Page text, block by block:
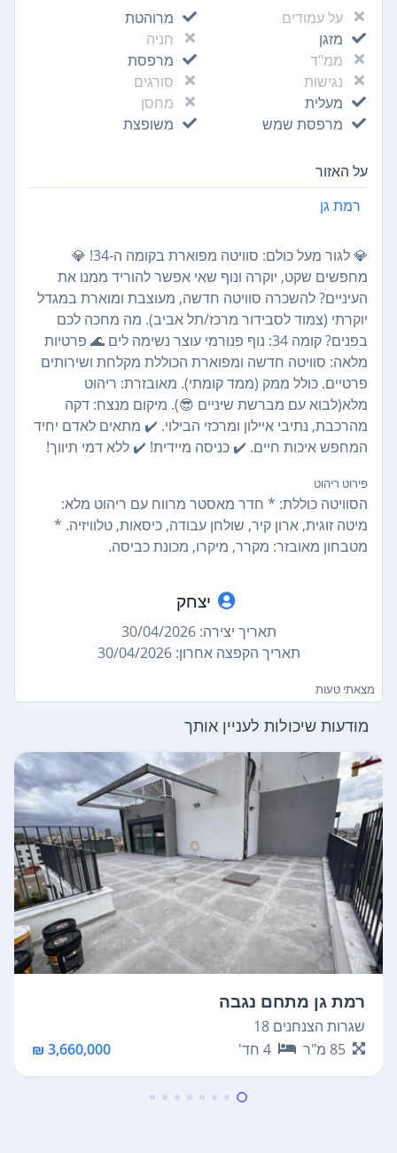
על עמודים
מרוהטת
מזגן
חניה
ממ"ד
מרפסת
נגישות
סורגים
מעלית
מחסן
מרפסת שמש
משופצת
על האזור
רמת גן
💎 לגור מעל כולם: סוויטה מפוארת בקומה ה-34! 💎
מחפשים שקט, יוקרה ונוף שאי אפשר להוריד ממנו את
העיניים? להשכרה סוויטה חדשה, מעוצבת ומוארת במגדל
יוקרתי (צמוד לסבידור מרכז/תל אביב). מה מחכה לכם
בפנים? קומה 34: נוף פנורמי עוצר נשימה לים 🌊 פרטיות
מלאה: סוויטה חדשה ומפוארת הכוללת מקלחת ושירותים
פרטיים. כולל ממק (ממד קומתי). מאובזרת: ריהוט
מלא(לבוא עם מברשת שיניים 😎). מיקום מנצח: דקה
מהרכבת, נתיבי איילון ומרכזי הבילוי. ✔️ מתאים לאדם יחיד
המחפש איכות חיים. ✔️ כניסה מיידית! ✔️ ללא דמי תיווך!
פירוט ריהוט
הסוויטה כוללת: * חדר מאסטר מרווח עם ריהוט מלא:
מיטה זוגית, ארון קיר, שולחן עבודה, כיסאות, טלוויזיה. *
מטבחון מאובזר: מקרר, מיקרו, מכונת כביסה.
יצחק
תאריך יצירה: 30/04/2026
תאריך הקפצה אחרון: 30/04/2026
מצאתי טעות
מודעות שיכולות לעניין אותך
רמת גן מתחם נגבה
שגרות הצנחנים 18
85 מ"ר 4 חד' 3,660,000 ₪